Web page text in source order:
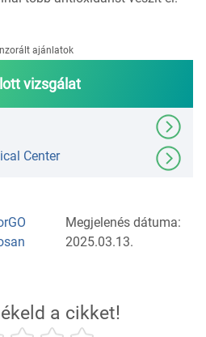
vizsgálat
ajánlatok
Center
Megjelenés dátuma:
2025.03.13.
a cikket!